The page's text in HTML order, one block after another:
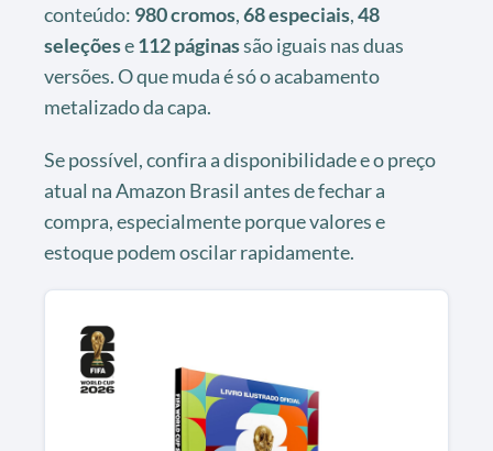
conteúdo: 980 cromos,68 especiais,48
seleçõese112 páginassão iguais nas duas
versões. O que muda é só o acabamento
metalizado da capa.
Se possível, confira a disponibilidade e o preço
atual na Amazon Brasil antes de fechar a
compra, especialmente porque valores e
estoque podem oscilar rapidamente.